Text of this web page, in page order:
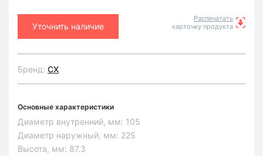
Уточнить наличие
Распечатать
карточку продукта
Бренд: CX
Основные характеристики
Диаметр внутренний, мм: 105
Диаметр наружный, мм: 225
Высота, мм: 87.3